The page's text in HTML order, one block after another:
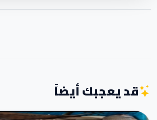
قد يعجبك أيضاً